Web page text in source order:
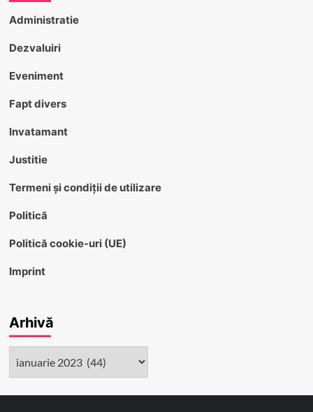
Administratie
Dezvaluiri
Eveniment
Fapt divers
Invatamant
Justitie
Termeni și condiții de utilizare
Politică
Politică cookie-uri (UE)
Imprint
Arhivă